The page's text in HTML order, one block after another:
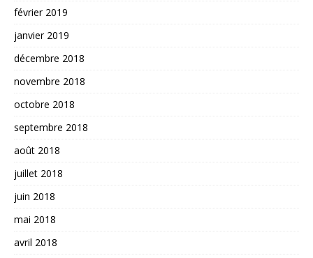
février 2019
janvier 2019
décembre 2018
novembre 2018
octobre 2018
septembre 2018
août 2018
juillet 2018
juin 2018
mai 2018
avril 2018